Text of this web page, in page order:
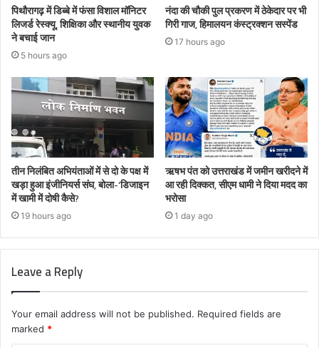
पिथौरागढ़ में डिब्बे में फंसा विशाल मॉनिटर
लिजर्ड रेस्क्यू, शिक्षिका और स्थानीय युवक
ने बचाई जान
5 hours ago
नंदा की चौकी पुल प्रकरण में ठेकेदार पर भी
गिरी गाज, हिमालयन कंस्ट्रक्शन सस्पेंड
17 hours ago
तीन निलंबित अभियंताओं में से दो के पक्ष में
खड़ा हुआ इंजीनियर्स संघ, बोला-‘डिजाइन
में खामी में दोषी कैसे?
19 hours ago
ऋषभ पंत को उत्तराखंड में जमीन खरीदने में
आ रही दिक्कत, सीएम धामी ने दिया मदद का
भरोसा
1 day ago
Leave a Reply
Your email address will not be published. Required fields are
marked *